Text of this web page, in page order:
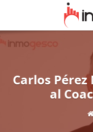
Carlos
al